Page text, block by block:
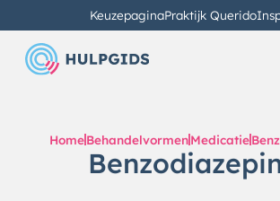
KeuzepaginaPraktijk Querido
Home Behandelvormen Medicatie